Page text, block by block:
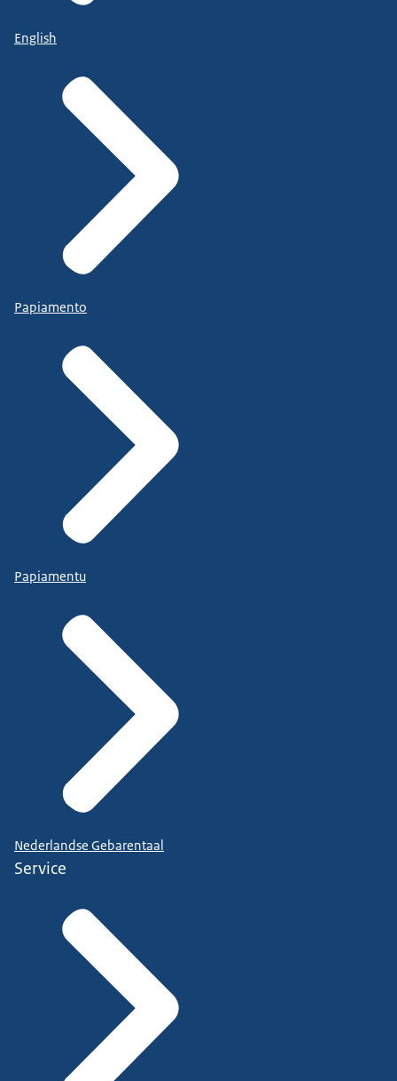
English
Papiamento
Papiamentu
Nederlandse Gebarentaal
Service